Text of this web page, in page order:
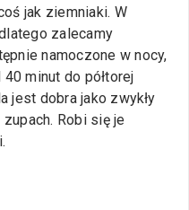
jak ziemniaki. W
zalecamy
namoczone w nocy,
minut do półtorej
jest dobra jako zwykły
Robi się je